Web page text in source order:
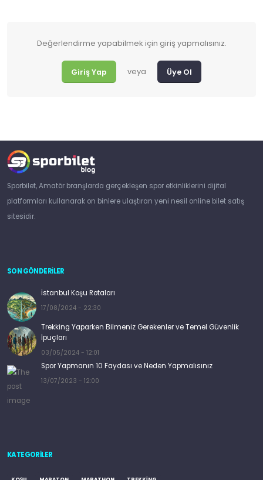
Değerlendirme yapabilmek için giriş yapmalısınız.
Giriş Yap veya Üye Ol
Sporbilet, Amatör branşlarda gerçekleşen spor etkinliklerini dijital
platformları kullanarak on binlere ulaştıran yeni nesil online bilet satış
sitesidir.
SON GÖNDERİLER
İstanbul Koşu Rotaları
17/08/2024 - 22:30
Trekking Yaparken Bilmeniz Gerekenler ve Temel Güvenlik
İpuçları
03/05/2024 - 12:01
Spor Yapmanın 10 Faydası ve Neden Yapmalısınız
13/07/2023 - 12:00
KATEGORILER